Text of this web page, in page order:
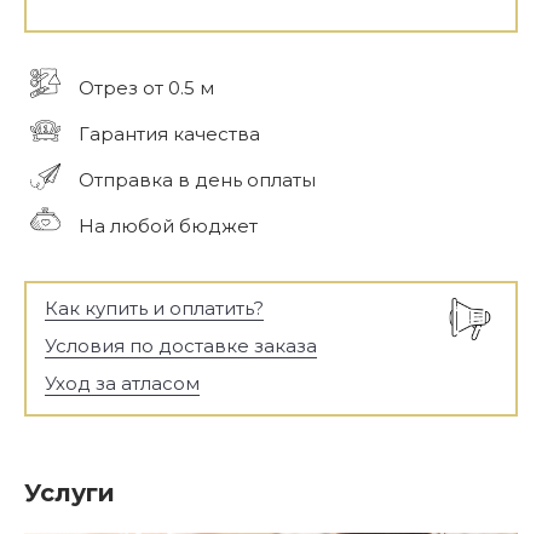
Отрез от 0.5 м
Гарантия качества
Отправка в день оплаты
На любой бюджет
Как купить и оплатить?
Условия по доставке заказа
Уход за атласом
Услуги